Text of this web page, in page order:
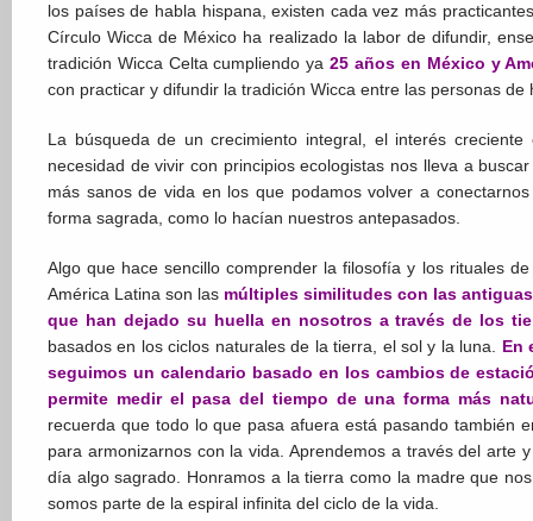
los países de habla hispana, existen cada vez más
Círculo Wicca de México ha realizado la labor de difundir,
tradición Wicca Celta cumpliendo ya25 años en México y
con practicar y difundir la tradición Wicca entre las personas
La búsqueda de un crecimiento integral, el interés
necesidad de vivir con principios ecologistas nos lleva a
más sanos de vida en los que podamos volver a
forma sagrada, como lo hacían nuestros antepasados.
Algo que hace sencillo comprender la filosofía y los rituales
América Latina son las múltiples similitudes con las
que han dejado su huella en nosotros a través de los
basados en los ciclos naturales de la tierra, el sol y la luna. En
seguimos un calendario basado en los cambios de
permite medir el pasa del tiempo de una forma más
recuerda que todo lo que pasa afuera está pasando también
para armonizarnos con la vida. Aprendemos a través del arte
día algo sagrado. Honramos a la tierra como la madre que
somos parte de la espiral infinita del ciclo de la vida.